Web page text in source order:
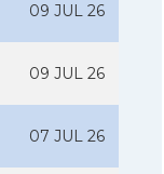
09 JUL 26
09 JUL 26
07 JUL 26